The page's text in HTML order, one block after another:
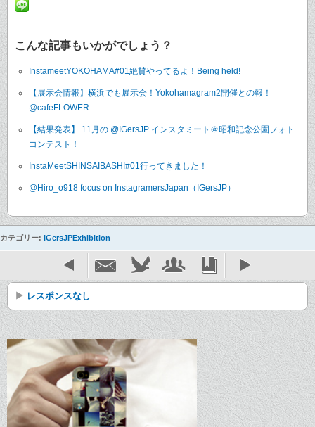
こんな記事もいかがでしょう？
InstameetYOKOHAMA#01絶賛やってるよ！Being held!
【展示会情報】横浜でも展示会！Yokohamagram2開催との報！
@cafeFLOWER
【結果発表】 11月の @IGersJP インスタミート＠昭和記念公園フォト
コンテスト！
InstaMeetSHINSAIBASHI#01行ってきました！
@Hiro_o918 focus on InstagramersJapan（IGersJP）
カテゴリー: IGersJPExhibition
レスポンスなし